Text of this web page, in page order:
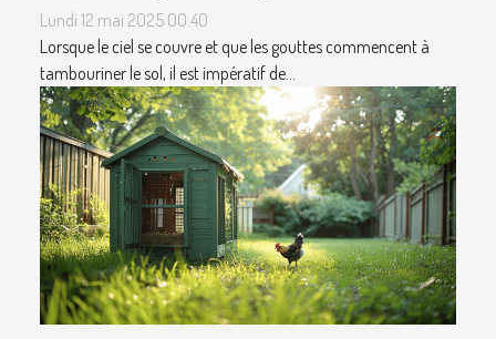
Lundi 12 mai 2025 00:40
Lorsque le ciel se couvre et que les gouttes commencent à
tambouriner le sol, il est impératif de...